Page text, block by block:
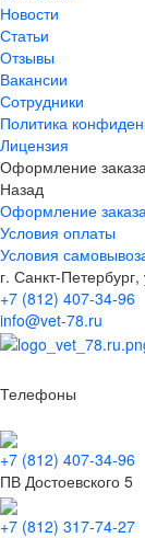
Новости
Статьи
Отзывы
Вакансии
Сотрудники
Политика
Лицензия
Оформление заказа
Назад
Оформление заказа
Условия оплаты
Условия
г. Санкт-
+7 (812) 407-34-96
info@vet-78.ru
Телефоны
+7 (812) 407-34-96
ПВ Достоевского 5
+7 (812) 317-74-27